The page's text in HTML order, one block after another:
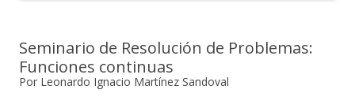
Seminario de Resolución de Problemas:
Funciones continuas
Por Leonardo Ignacio Martínez Sandoval